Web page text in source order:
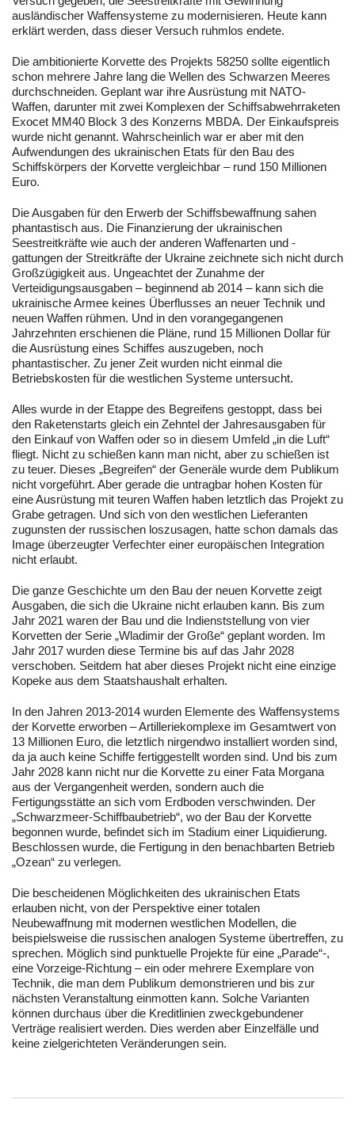
ausländischer Waffensysteme zu modernisieren. Heute kann
erklärt werden, dass dieser Versuch ruhmlos endete.
Die ambitionierte Korvette des Projekts 58250 sollte eigentlich
schon mehrere Jahre lang die Wellen des Schwarzen Meeres
durchschneiden. Geplant war ihre Ausrüstung mit NATO-
Waffen, darunter mit zwei Komplexen der Schiffsabwehrraketen
Exocet MM40 Block 3 des Konzerns MBDA. Der Einkaufspreis
wurde nicht genannt. Wahrscheinlich war er aber mit den
Aufwendungen des ukrainischen Etats für den Bau des
Schiffskörpers der Korvette vergleichbar – rund 150 Millionen
Euro.
Die Ausgaben für den Erwerb der Schiffsbewaffnung sahen
phantastisch aus. Die Finanzierung der ukrainischen
Seestreitkräfte wie auch der anderen Waffenarten und -
gattungen der Streitkräfte der Ukraine zeichnete sich nicht durch
Großzügigkeit aus. Ungeachtet der Zunahme der
Verteidigungsausgaben – beginnend ab 2014 – kann sich die
ukrainische Armee keines Überflusses an neuer Technik und
neuen Waffen rühmen. Und in den vorangegangenen
Jahrzehnten erschienen die Pläne, rund 15 Millionen Dollar für
die Ausrüstung eines Schiffes auszugeben, noch
phantastischer. Zu jener Zeit wurden nicht einmal die
Betriebskosten für die westlichen Systeme untersucht.
Alles wurde in der Etappe des Begreifens gestoppt, dass bei
den Raketenstarts gleich ein Zehntel der Jahresausgaben für
den Einkauf von Waffen oder so in diesem Umfeld „in die Luft“
fliegt. Nicht zu schießen kann man nicht, aber zu schießen ist
zu teuer. Dieses „Begreifen“ der Generäle wurde dem Publikum
nicht vorgeführt. Aber gerade die untragbar hohen Kosten für
eine Ausrüstung mit teuren Waffen haben letztlich das Projekt zu
Grabe getragen. Und sich von den westlichen Lieferanten
zugunsten der russischen loszusagen, hatte schon damals das
Image überzeugter Verfechter einer europäischen Integration
nicht erlaubt.
Die ganze Geschichte um den Bau der neuen Korvette zeigt
Ausgaben, die sich die Ukraine nicht erlauben kann. Bis zum
Jahr 2021 waren der Bau und die Indienststellung von vier
Korvetten der Serie „Wladimir der Große“ geplant worden. Im
Jahr 2017 wurden diese Termine bis auf das Jahr 2028
verschoben. Seitdem hat aber dieses Projekt nicht eine einzige
Kopeke aus dem Staatshaushalt erhalten.
In den Jahren 2013-2014 wurden Elemente des Waffensystems
der Korvette erworben – Artilleriekomplexe im Gesamtwert von
13 Millionen Euro, die letztlich nirgendwo installiert worden sind,
da ja auch keine Schiffe fertiggestellt worden sind. Und bis zum
Jahr 2028 kann nicht nur die Korvette zu einer Fata Morgana
aus der Vergangenheit werden, sondern auch die
Fertigungsstätte an sich vom Erdboden verschwinden. Der
„Schwarzmeer-Schiffbaubetrieb“, wo der Bau der Korvette
begonnen wurde, befindet sich im Stadium einer Liquidierung.
Beschlossen wurde, die Fertigung in den benachbarten Betrieb
„Ozean“ zu verlegen.
Die bescheidenen Möglichkeiten des ukrainischen Etats
erlauben nicht, von der Perspektive einer totalen
Neubewaffnung mit modernen westlichen Modellen, die
beispielsweise die russischen analogen Systeme übertreffen, zu
sprechen. Möglich sind punktuelle Projekte für eine „Parade“-,
eine Vorzeige-Richtung – ein oder mehrere Exemplare von
Technik, die man dem Publikum demonstrieren und bis zur
nächsten Veranstaltung einmotten kann. Solche Varianten
können durchaus über die Kreditlinien zweckgebundener
Verträge realisiert werden. Dies werden aber Einzelfälle und
keine zielgerichteten Veränderungen sein.